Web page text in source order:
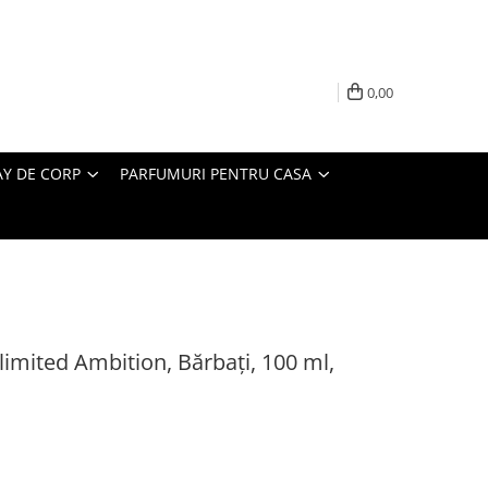
0,00
DE CORP PARFUMURI PENTRU CASA
Ambition, Bărbați, 100 ml,